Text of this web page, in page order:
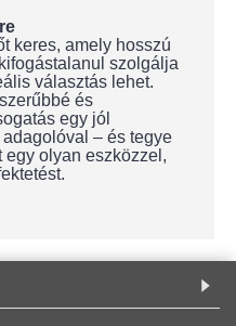
keres, amely hosszú
szolgálja
választás lehet.
és
egy jól
– és tegye
olyan eszközzel,